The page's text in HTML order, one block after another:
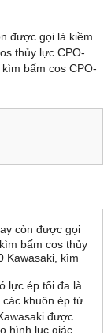
được gọi là kiềm
thủy lực CPO-
bấm cos CPO-
còn được gọi
bấm cos thủy
Kawasaki, kìm
lực ép tối đa là
các khuôn ép từ
được
hình lục giác.